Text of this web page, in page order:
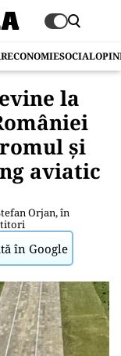
ECONOMIESOCIAL
la
și
aviatic
Orjan, în
în Google